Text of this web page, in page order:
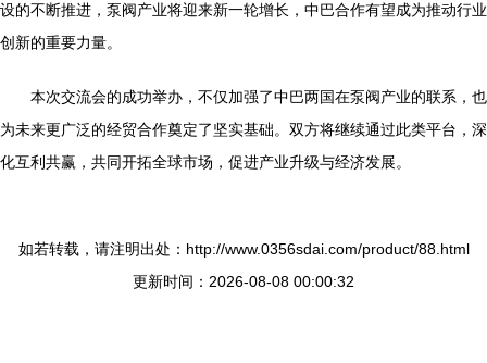
设的不断推进，泵阀产业将迎来新一轮增长，中巴合作有望成为推动行业
创新的重要力量。
本次交流会的成功举办，不仅加强了中巴两国在泵阀产业的联系，也
为未来更广泛的经贸合作奠定了坚实基础。双方将继续通过此类平台，深
化互利共赢，共同开拓全球市场，促进产业升级与经济发展。
如若转载，请注明出处：http://www.0356sdai.com/product/88.html
更新时间：2026-08-08 00:00:32